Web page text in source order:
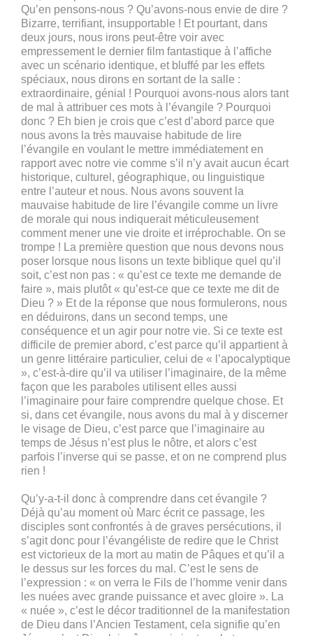
Qu’en pensons-nous ? Qu’avons-nous envie de dire ?
Bizarre, terrifiant, insupportable ! Et pourtant, dans
deux jours, nous irons peut-être voir avec
empressement le dernier film fantastique à l’affiche
avec un scénario identique, et bluffé par les effets
spéciaux, nous dirons en sortant de la salle :
extraordinaire, génial ! Pourquoi avons-nous alors tant
de mal à attribuer ces mots à l’évangile ? Pourquoi
donc ? Eh bien je crois que c’est d’abord parce que
nous avons la très mauvaise habitude de lire
l’évangile en voulant le mettre immédiatement en
rapport avec notre vie comme s’il n’y avait aucun écart
historique, culturel, géographique, ou linguistique
entre l’auteur et nous. Nous avons souvent la
mauvaise habitude de lire l’évangile comme un livre
de morale qui nous indiquerait méticuleusement
comment mener une vie droite et irréprochable. On se
trompe ! La première question que nous devons nous
poser lorsque nous lisons un texte biblique quel qu’il
soit, c’est non pas : « qu’est ce texte me demande de
faire », mais plutôt « qu’est-ce que ce texte me dit de
Dieu ? » Et de la réponse que nous formulerons, nous
en déduirons, dans un second temps, une
conséquence et un agir pour notre vie. Si ce texte est
difficile de premier abord, c’est parce qu’il appartient à
un genre littéraire particulier, celui de « l’apocalyptique
», c’est-à-dire qu’il va utiliser l’imaginaire, de la même
façon que les paraboles utilisent elles aussi
l’imaginaire pour faire comprendre quelque chose. Et
si, dans cet évangile, nous avons du mal à y discerner
le visage de Dieu, c’est parce que l’imaginaire au
temps de Jésus n’est plus le nôtre, et alors c’est
parfois l’inverse qui se passe, et on ne comprend plus
rien !
Qu’y-a-t-il donc à comprendre dans cet évangile ?
Déjà qu’au moment où Marc écrit ce passage, les
disciples sont confrontés à de graves persécutions, il
s’agit donc pour l’évangéliste de redire que le Christ
est victorieux de la mort au matin de Pâques et qu’il a
le dessus sur les forces du mal. C’est le sens de
l’expression : « on verra le Fils de l’homme venir dans
les nuées avec grande puissance et avec gloire ». La
« nuée », c’est le décor traditionnel de la manifestation
de Dieu dans l’Ancien Testament, cela signifie qu’en